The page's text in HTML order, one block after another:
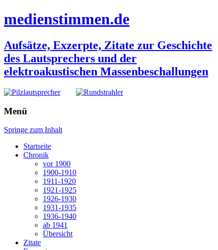
medienstimmen.de
Aufsätze, Exzerpte, Zitate zur Geschichte
des Lautsprechers und der
elektroakustischen Massenbeschallungen
Menü
Springe zum Inhalt
Startseite
Chronik
vor 1900
1900-1910
1911-1920
1921-1925
1926-1930
1931-1935
1936-1940
ab 1941
Übersicht
Zitate